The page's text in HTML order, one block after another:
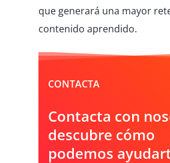
que generará una mayor
contenido aprendido.
CONTACTA
Contacta con
descubre cómo
podemos